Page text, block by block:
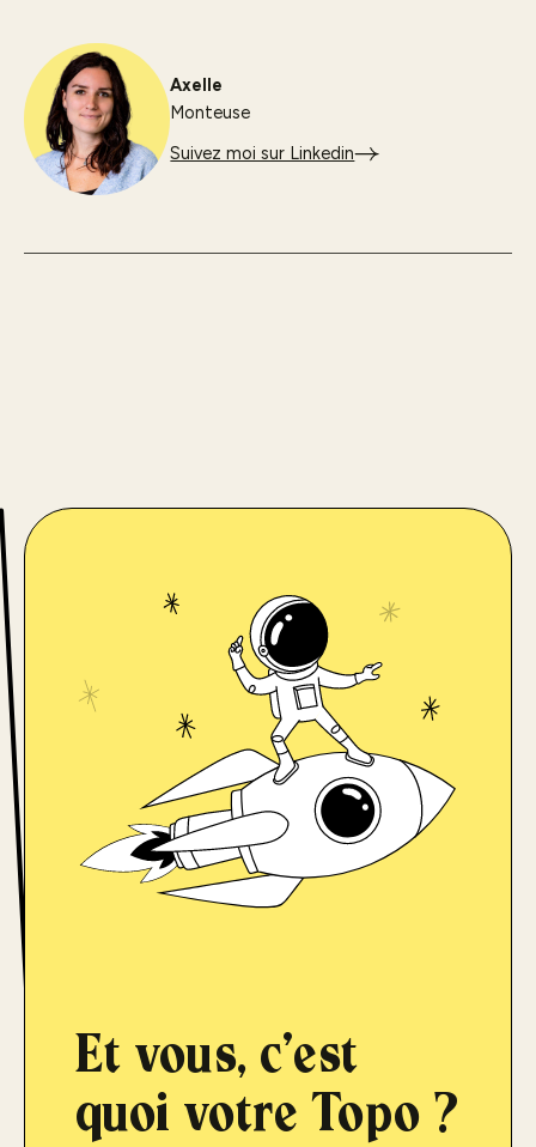
Axelle
Monteuse
Suivez moi sur Linkedin
Et vous, c'est
quoi votre Topo ?